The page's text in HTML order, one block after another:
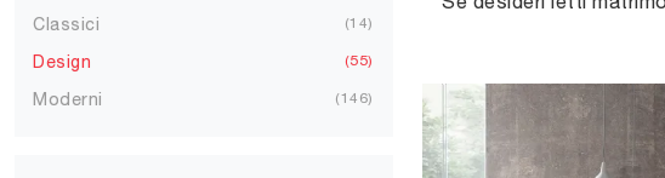
Classici 14
Design 55
Moderni 146